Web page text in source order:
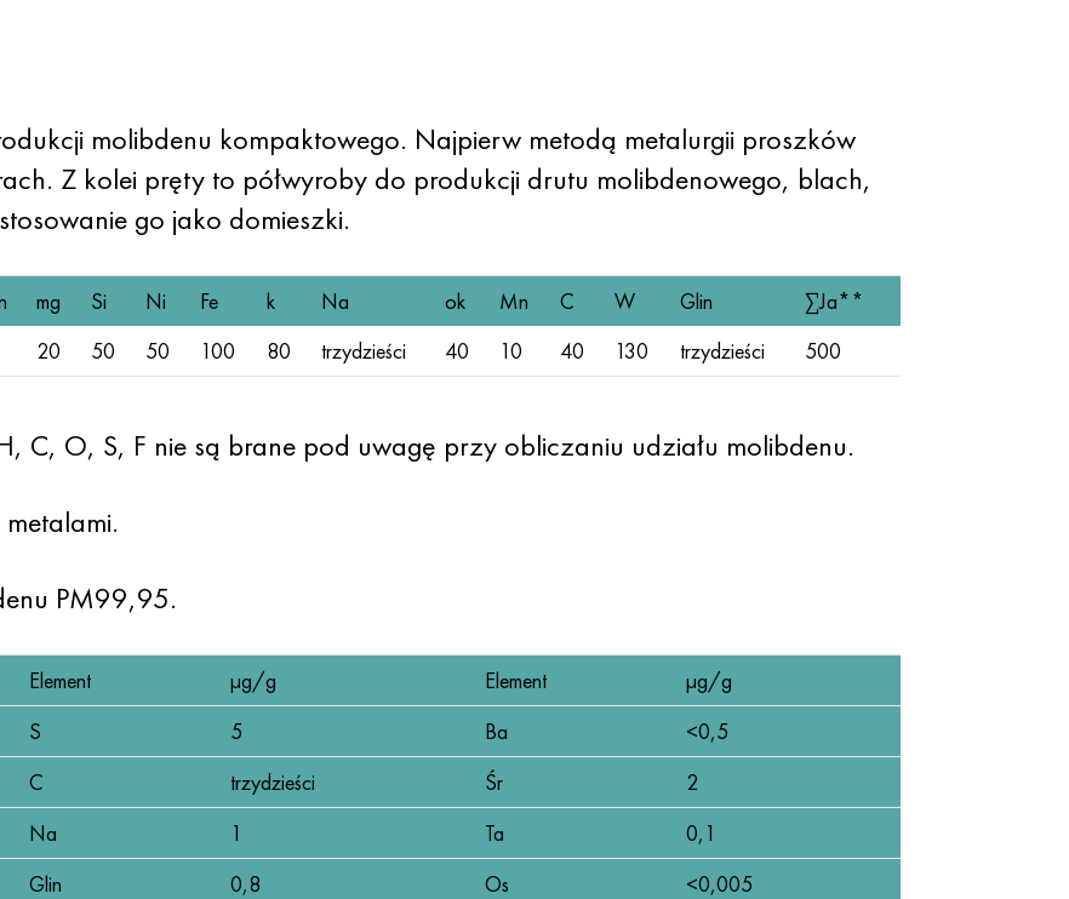
molibdenu kompaktowego. Najpierw metodą metalurgii proszków
Z kolei pręty to półwyroby do produkcji drutu molibdenowego, blach,
go jako domieszki.
mg Si Ni Fe k Na ok Mn C W Glin
∑Ja**
20 50 50 100 80 trzydzieści 40 10 40 130 trzydzieści 500
C, O, S, F nie są brane pod uwagę przy obliczaniu udziału molibdenu.
PM99,95.
Element µg/g Element
µg/g
S 5 Ba
<0,5
C trzydzieści Śr
2
Na 1 Ta
0,1
Glin 0,8 Os
<0,005